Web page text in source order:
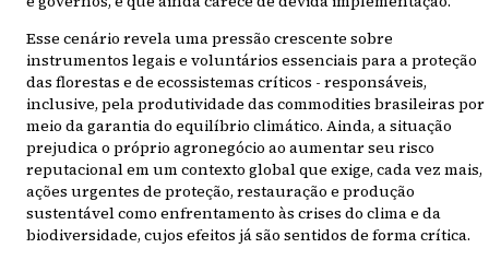
Esse cenário revela uma pressão crescente sobre
instrumentos legais e voluntários essenciais para a proteção
das florestas e de ecossistemas críticos - responsáveis,
inclusive, pela produtividade das commodities brasileiras por
meio da garantia do equilíbrio climático. Ainda, a situação
prejudica o próprio agronegócio ao aumentar seu risco
reputacional em um contexto global que exige, cada vez mais,
ações urgentes de proteção, restauração e produção
sustentável como enfrentamento às crises do clima e da
biodiversidade, cujos efeitos já são sentidos de forma crítica.